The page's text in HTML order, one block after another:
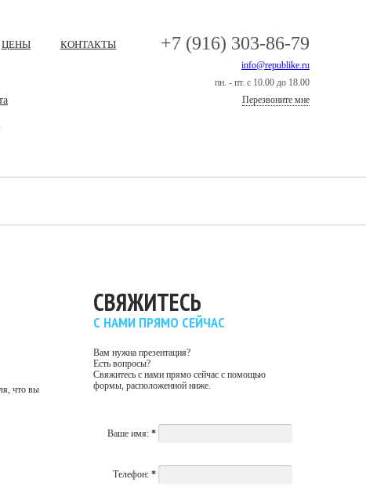
+7 (916) 303-86-79
info@republike.ru
пн. - пт. с 10.00 до 18.00
Перезвоните мне
ЦЕНЫ КОНТАКТЫ
что вы
СВЯЖИТЕСЬ
С НАМИ ПРЯМО СЕЙЧАС
Вам нужна презентация?
Есть вопросы?
Свяжитесь с нами прямо сейчас с помощью
формы, расположенной ниже.
Ваше имя: *
Телефон: *